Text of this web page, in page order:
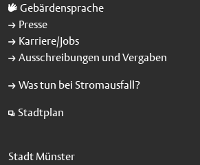
Gebärdensprache
Presse
Karriere/Jobs
Ausschreibungen und Vergaben
Was tun bei Stromausfall?
Stadtplan
Stadt Münster